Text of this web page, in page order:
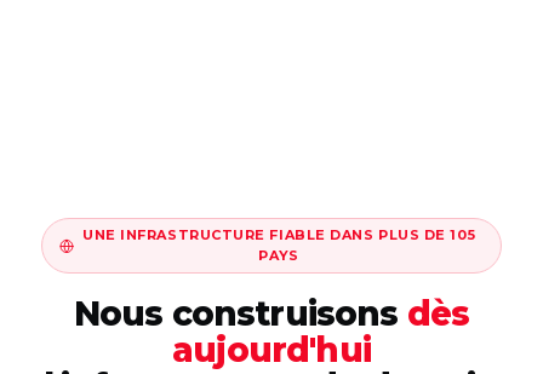
UNE INFRASTRUCTURE FIABLE DANS PLUS DE 105
PAYS
Nous construisons dès
aujourd'hui